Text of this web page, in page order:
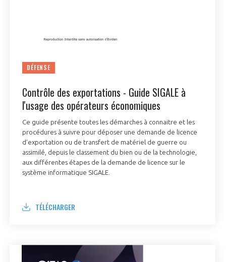
DÉFENSE
Contrôle des exportations - Guide SIGALE à
l'usage des opérateurs économiques
Ce guide présente toutes les démarches à connaitre et les
procédures à suivre pour déposer une demande de licence
d’exportation ou de transfert de matériel de guerre ou
assimilé, depuis le classement du bien ou de la technologie,
aux différentes étapes de la demande de licence sur le
système informatique SIGALE.
TÉLÉCHARGER